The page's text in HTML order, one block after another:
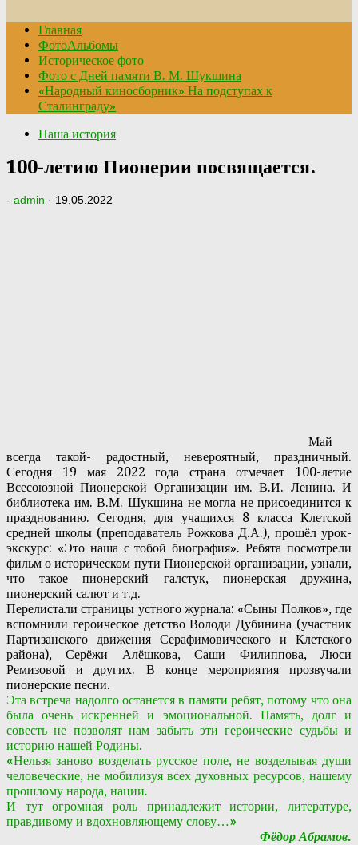
Главная
ФотоАльбомы
Историческое фото
Фото с Дней памяти В. М. Шукшина
«Народный киносборник» На подступах к
Сталинграду»
Наша история
100-летию Пионерии посвящается.
- admin · 19.05.2022
Май
всегда такой- радостный, невероятный, праздничный.
Сегодня 19 мая 2022 года страна отмечает 100-летие
Всесоюзной Пионерской Организации им. В.И. Ленина. И
библиотека им. В.М. Шукшина не могла не присоединится к
празднованию. Сегодня, для учащихся 8 класса Клетской
средней школы (преподаватель Рожкова Д.А.), прошёл урок-
экскурс: «Это наша с тобой биография». Ребята посмотрели
фильм о историческом пути Пионерской организации, узнали,
что такое пионерский галстук, пионерская дружина,
пионерский салют и т.д.
Перелистали страницы устного журнала: «Сыны Полков», где
вспомнили героическое детство Володи Дубинина (участник
Партизанского движения Серафимовического и Клетского
района), Серёжи Алёшкова, Саши Филиппова, Люси
Ремизовой и других. В конце мероприятия прозвучали
пионерские песни.
Эта встреча надолго останется в памяти ребят, потому что она
была очень искренней и эмоциональной. Память, долг и
совесть не позволят нам забыть эти героические судьбы и
историю нашей Родины.
«Нельзя заново возделать русское поле, не возделывая души
человеческие, не мобилизуя всех духовных ресурсов, нашему
прошлому народа, нации.
И тут огромная роль принадлежит истории, литературе,
правдивому и вдохновляющему слову…»
Фёдор Абрамов.